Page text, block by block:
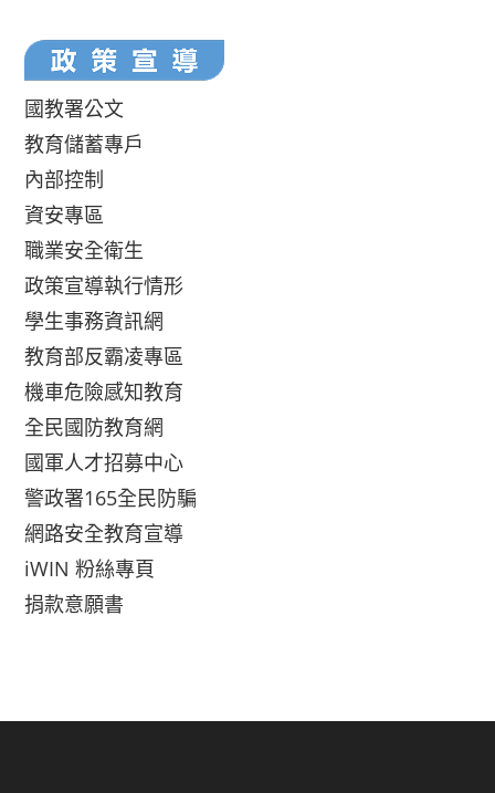
國教署公文
教育儲蓄專戶
內部控制
資安專區
職業安全衛生
政策宣導執行情形
學生事務資訊網
教育部反霸凌專區
機車危險感知教育
全民國防教育網
國軍人才招募中心
警政署165全民防騙
網路安全教育宣導
iWIN 粉絲專頁
捐款意願書